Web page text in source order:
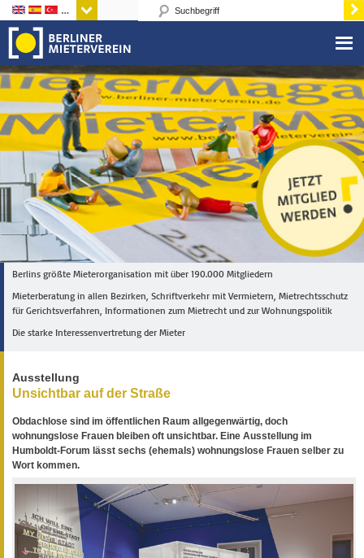
Sprachen
Berlins größte Mieterorganisation mit über 190.000 Mitgliedern
Mieterberatung in allen Bezirken, Schriftverkehr mit Vermietern, Mietrechtsschutz
für Gerichtsverfahren, Informationen zum Mietrecht und zur Wohnungspolitik
Die starke Interessenvertretung der Mieter
Ausstellung
Unsichtbar auf der Straße
Obdachlose sind im öffentlichen Raum allgegenwärtig, doch
wohnungslose Frauen bleiben oft unsichtbar. Eine Ausstellung im
Humboldt-Forum lässt sechs (ehemals) wohnungslose Frauen selber zu
Wort kommen.